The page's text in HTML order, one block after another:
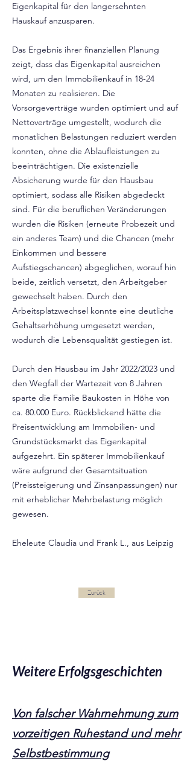
Eigenkapital für den langersehnten
Hauskauf anzusparen.
Das Ergebnis ihrer finanziellen Planung
zeigt, dass das Eigenkapital ausreichen
wird, um den Immobilienkauf in 18-24
Monaten zu realisieren. Die
Vorsorgeverträge wurden optimiert und auf
Nettoverträge umgestellt, wodurch die
monatlichen Belastungen reduziert werden
konnten, ohne die Ablaufleistungen zu
beeinträchtigen. Die existenzielle
Absicherung wurde für den Hausbau
optimiert, sodass alle Risiken abgedeckt
sind. Für die beruflichen Veränderungen
wurden die Risiken (erneute Probezeit und
ein anderes Team) und die Chancen (mehr
Einkommen und bessere
Aufstiegschancen) abgeglichen, worauf hin
beide, zeitlich versetzt, den Arbeitgeber
gewechselt haben. Durch den
Arbeitsplatzwechsel konnte eine deutliche
Gehaltserhöhung umgesetzt werden,
wodurch die Lebensqualität gestiegen ist.
Durch den Hausbau im Jahr 2022/2023 und
den Wegfall der Wartezeit von 8 Jahren
sparte die Familie Baukosten in Höhe von
ca. 80.000 Euro. Rückblickend hätte die
Preisentwicklung am Immobilien- und
Grundstücksmarkt das Eigenkapital
aufgezehrt. Ein späterer Immobilienkauf
wäre aufgrund der Gesamtsituation
(Preissteigerung und Zinsanpassungen) nur
mit erheblicher Mehrbelastung möglich
gewesen.
Eheleute Claudia und Frank L., aus Leipzig
Zurück
Weitere Erfolgsgeschichten
Von falscher Wahrnehmung zum
vorzeitigen Ruhestand und mehr
Selbstbestimmung